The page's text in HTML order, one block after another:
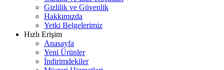
Gizlilik ve Güvenlik
Hakkımızda
Yetki Belgelerimiz
Hızlı Erişim
Anasayfa
Yeni Ürünler
İndirimdekiler